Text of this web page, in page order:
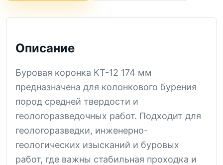
Описание
Буровая коронка КТ-12 174 мм
предназначена для колонкового бурения
пород средней твердости и
геологоразведочных работ. Подходит для
геологоразведки, инженерно-
геологических изысканий и буровых
работ, где важны стабильная проходка и